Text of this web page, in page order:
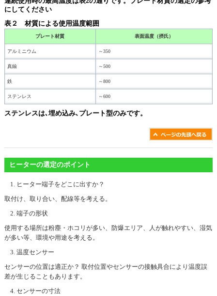
にしてください
表２ 材質による使用温度範囲
プレート材質 表面温度（摂氏）
アルミニウム ～350
真鍮 ～500
鉄 ～800
ステンレス ～600
ステンレスは､埋め込み､プレート型のみです。
ヒーターの選定のポイント
ヒーター端子をどこに出すか？
取付け、取り合い、配線等を考える。
端子の形状
使用する場所は粉塵・ホコリが多い、防爆エリア、人が触れやすい、湿気
が多い等、環境や用途を考える。
温度センサー
センサーの位置は適正か？ 取付位置やセンサーの接触具合により温度誤
差が生じることもあります。
センサーの寸法